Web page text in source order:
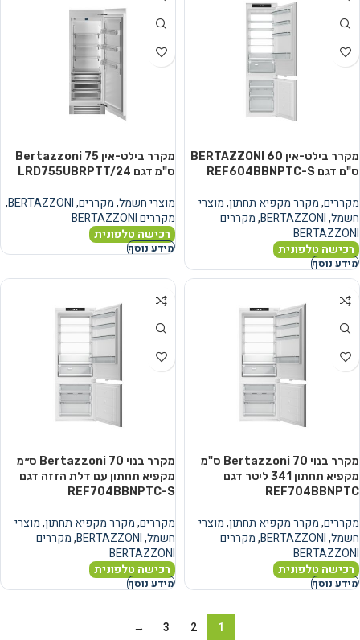
מקרר בילט-אין BERTAZZONI 60
ס"ם דגם REF604BBNPTC-S
מקררים,מקרר מקפיא תחתון,מוצרי
חשמל,
BERTAZZONI
,מקררים
BERTAZZONI
רכישה טלפונית
מידע נוסף
מקרר בילט-אין Bertazzoni 75
ס"מ דגם LRD755UBRPTT/24
מוצרי חשמל,מקררים,
BERTAZZONI
,
מקררים BERTAZZONI
רכישה טלפונית
מידע נוסף
מקרר בנוי Bertazzoni 70 ס"מ
מקפיא תחתון ‏341 ‏ליטר דגם
REF704BBNPTC
מקררים,מקרר מקפיא תחתון,מוצרי
חשמל,
BERTAZZONI
,מקררים
BERTAZZONI
רכישה טלפונית
מידע נוסף
מקרר בנוי Bertazzoni 70 ס״מ
מקפיא תחתון עם דלת הזזה דגם
REF704BBNPTC-S
מקררים,מקרר מקפיא תחתון,מוצרי
חשמל,
BERTAZZONI
,מקררים
BERTAZZONI
רכישה טלפונית
מידע נוסף
1
2
3
→